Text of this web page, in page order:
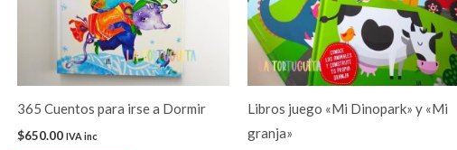
365 Cuentos para irse a Dormir
$650.00 IVA inc
Libros juego «Mi Dinopark» y «Mi
granja»
Las
opciones
se
pueden
elegir